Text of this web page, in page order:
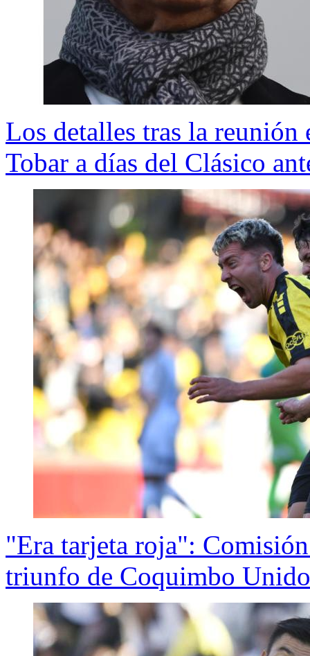
Los detalles tras la
Tobar a días del Clásico
"Era tarjeta roja":
triunfo de Coquimbo